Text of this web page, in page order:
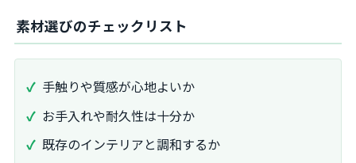
素材選びのチェックリスト
手触りや質感が心地よいか
お手入れや耐久性は十分か
既存のインテリアと調和するか